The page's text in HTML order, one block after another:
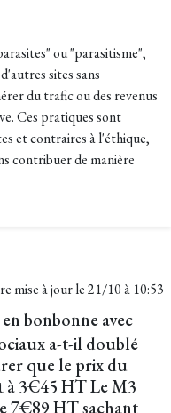
ou "parasitisme",
sites sans
du trafic ou des revenus
Ces pratiques sont
et contraires à l'éthique,
contribuer de manière
mise à jour le21/10 à 10:53
bonbonne avec
a-t-il doublé
que le prix du
à 3€45 HT Le M3
7€89 HT sachant